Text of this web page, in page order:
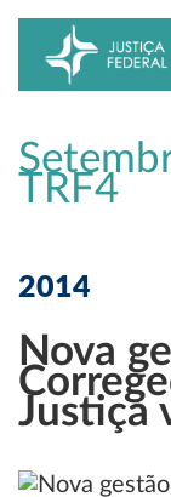
TRF4
2014
Nova
Justiça